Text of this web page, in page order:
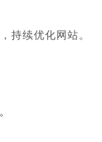
持续优化网站。